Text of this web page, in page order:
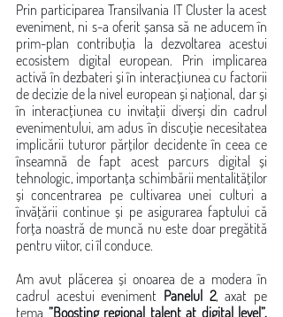
Prin participarea Transilvania IT Cluster la acest
eveniment, ni s-a oferit șansa să ne aducem în
prim-plan contribuția la dezvoltarea acestui
ecosistem digital european. Prin implicarea
activă în dezbateri și în interacțiunea cu factorii
de decizie de la nivel european și național, dar și
în interacțiunea cu invitații diverși din cadrul
evenimentului, am adus în discuție necesitatea
implicării tuturor părților decidente în ceea ce
înseamnă de fapt acest parcurs digital și
tehnologic, importanța schimbării mentalităților
și concentrarea pe cultivarea unei culturi a
învățării continue și pe asigurarea faptului că
forța noastră de muncă nu este doar pregătită
pentru viitor, ci îl conduce.
Am avut plăcerea și onoarea de a modera în
cadrul acestui eveniment Panelul 2, axat pe
tema